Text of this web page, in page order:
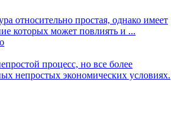
относительно простая, однако имеет
которых может повлиять и ...
процесс, но все более
непростых экономических условиях.